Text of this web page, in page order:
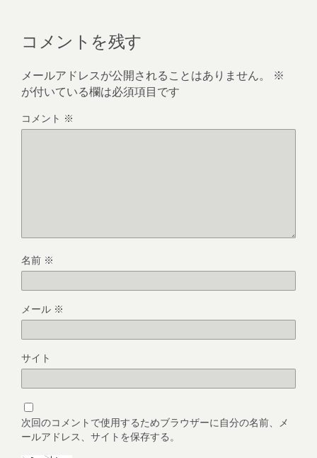
コメントを残す
メールアドレスが公開されることはありません。
※
が付いている欄は必須項目です
コメント ※
名前 ※
メール ※
サイト
次回のコメントで使用するためブラウザーに自分の名前、メ
ールアドレス、サイトを保存する。